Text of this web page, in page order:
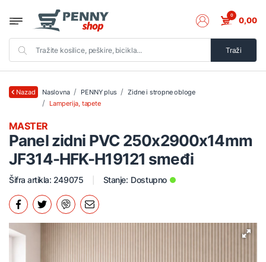
Traži
0 0,00
Nazad Naslovna PENNY plus
Zidne i stropne obloge
Lamperija, tapete
Panel zidni PVC 250x2900x14mm
JF314-HFK-H19121 smeđi
MASTER
Šifra artikla: 249075 Stanje: Dostupno